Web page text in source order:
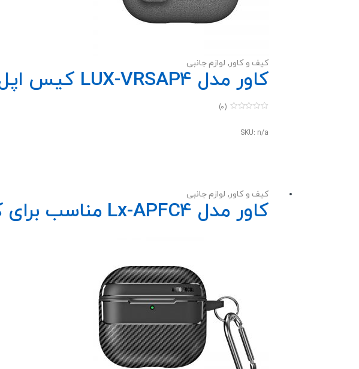
کیف و کاور, لوازم جانبی
کاور مدل LUX-VRSAP4 کیس اپل AirPods 4 / AirPods 4 ANC
u
(0)
SKU: n/a
کیف و کاور, لوازم جانبی
کاور مدل Lx-APFC4 مناسب برای کیس اپل AirPods 4 ANC